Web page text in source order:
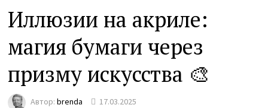
Иллюзии на акриле:
магия бумаги через
призму искусства 🎨
Автор:brenda 17.03.2025